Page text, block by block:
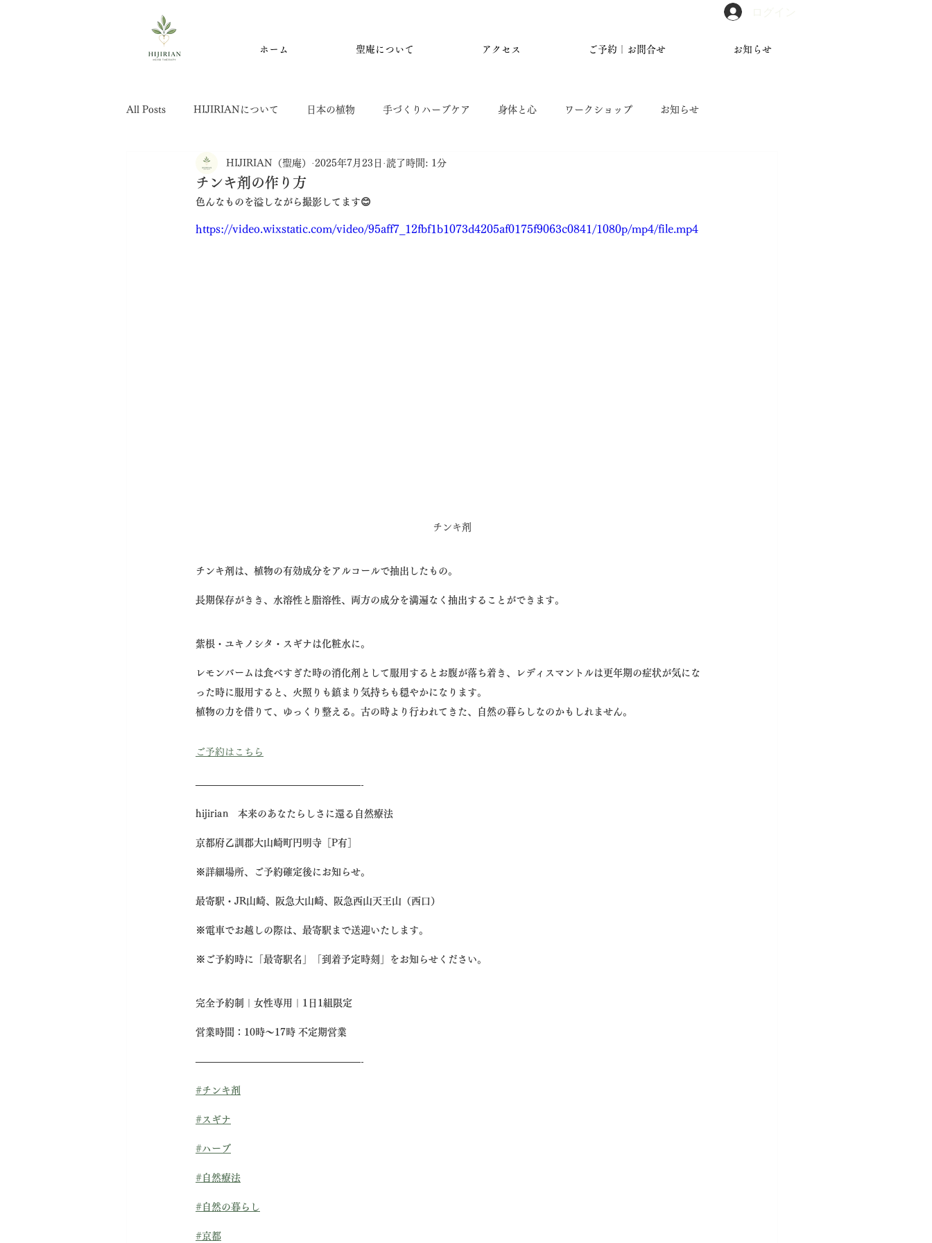
ホーム 聖庵について アクセス ご予約｜お問合せ お知らせ
All Posts HIJIRIANについて 日本の植物 手づくりハーブケア 身体と心 ワークショップ お知らせ
学びのノート 中医学 わたしのこと
チンキ剤の作り方
HIJIRIAN（聖庵） 2025年7月23日 読了時間: 1分
色んなものを溢しながら撮影してます😊
https://video.wixstatic.com/video/95aff7_12fbf1b1073d4205af0175f9063c0841/1080p/mp4/file.mp4
チンキ剤
チンキ剤は、植物の有効成分をアルコールで抽出したもの。
長期保存がきき、水溶性と脂溶性、両方の成分を満遍なく抽出することができます。
紫根・ユキノシタ・スギナは化粧水に。
レモンバームは食べすぎた時の消化剤として服用するとお腹が落ち着き、レディスマントルは更年期の症状が気にな
った時に服用すると、火照りも鎮まり気持ちも穏やかになります。
植物の力を借りて、ゆっくり整える。古の時より行われてきた、自然の暮らしなのかもしれません。
ご予約はこちら
—————————————————-
hijirian　本来のあなたらしさに還る自然療法
京都府乙訓郡大山崎町円明寺［P有］
※詳細場所、ご予約確定後にお知らせ。
最寄駅・JR山崎、阪急大山崎、阪急西山天王山（西口）
※電車でお越しの際は、最寄駅まで送迎いたします。
※ご予約時に「最寄駅名」「到着予定時刻」をお知らせください。
完全予約制｜女性専用｜1日1組限定
営業時間：10時〜17時 不定期営業
—————————————————-
#チンキ剤
#スギナ
#ハーブ
#自然療法
#自然の暮らし
#京都